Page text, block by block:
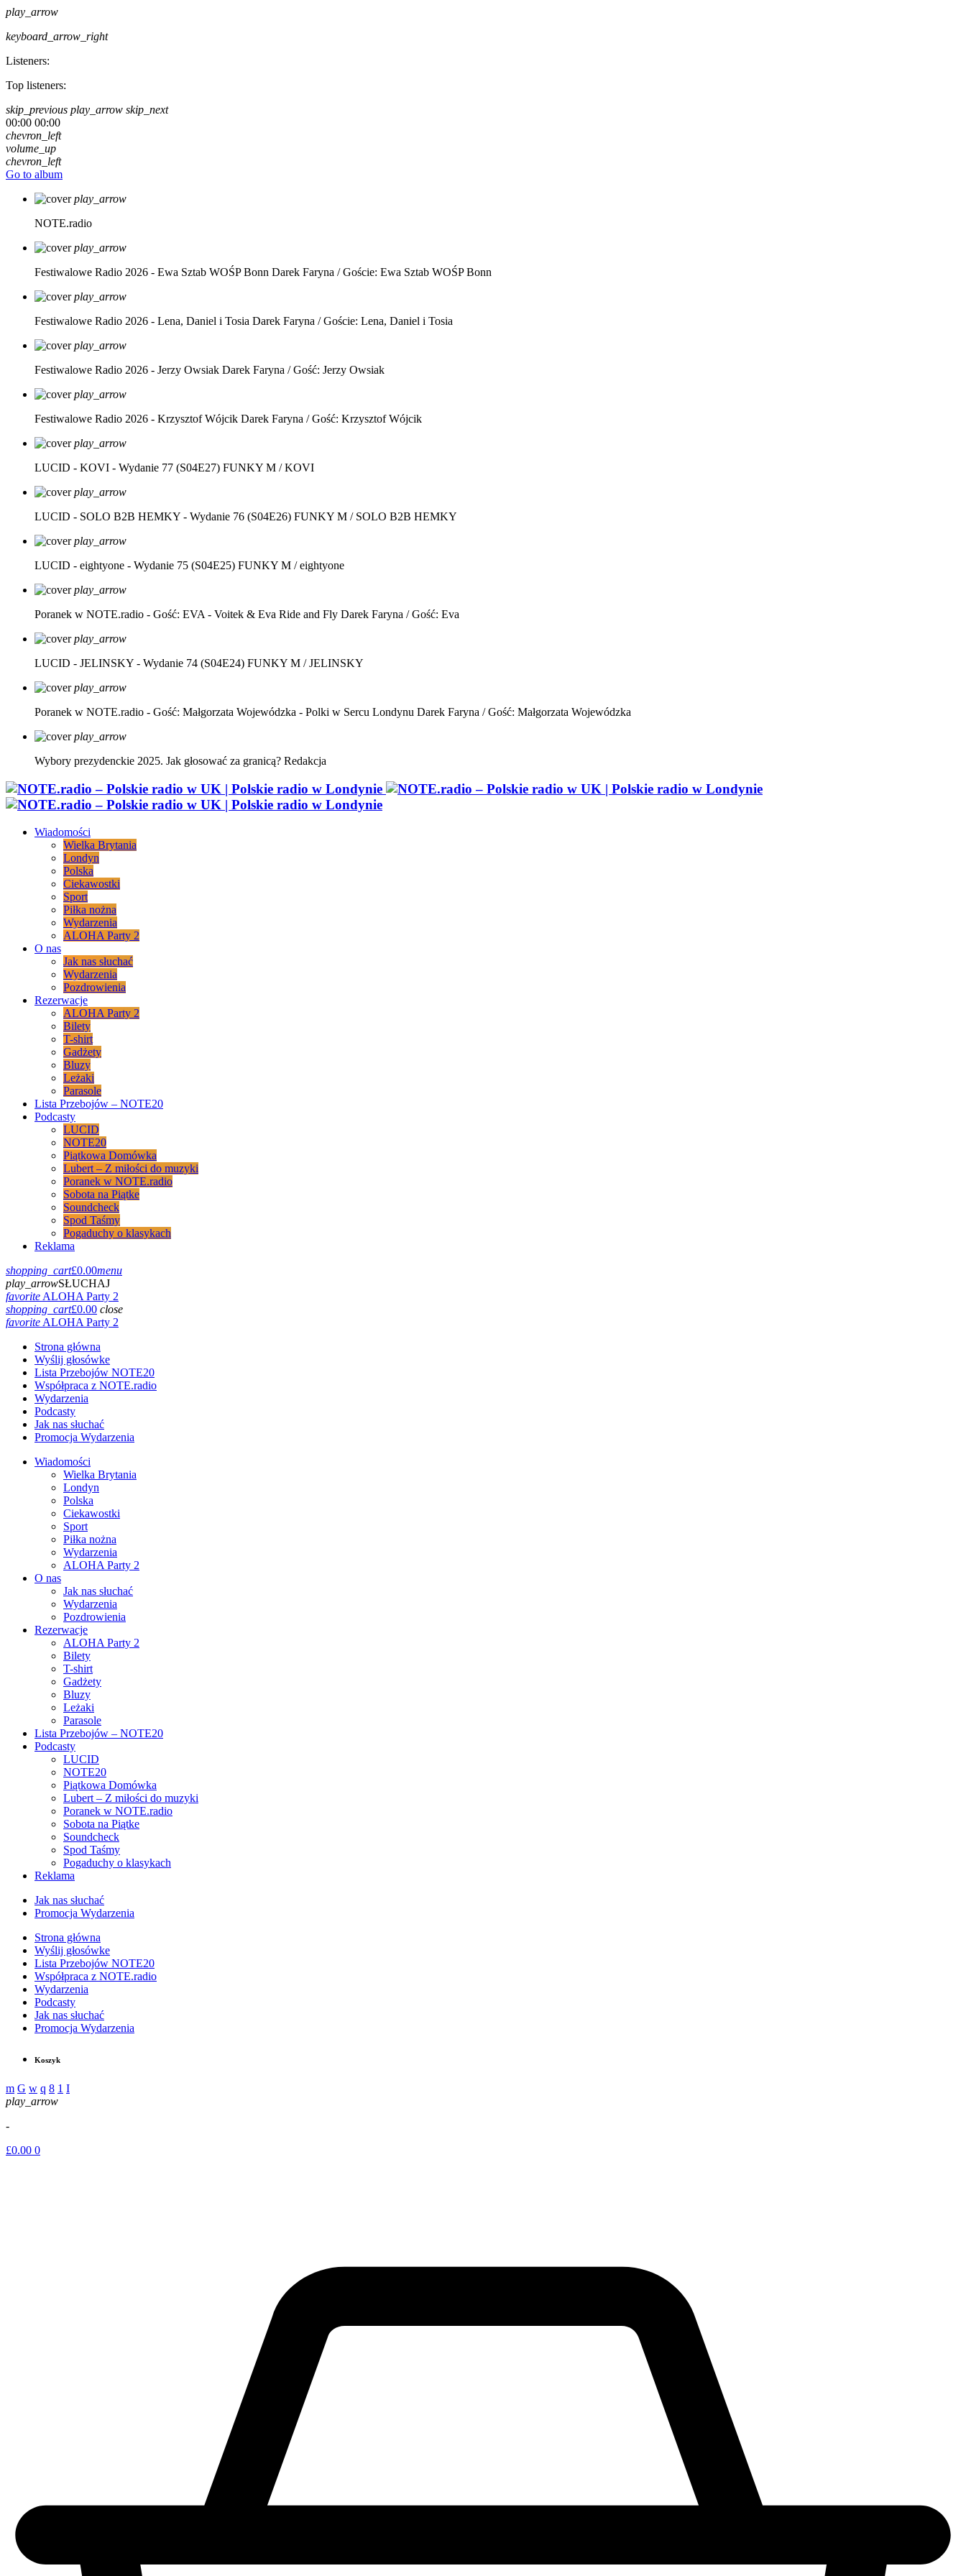
play_arrow
keyboard_arrow_right
Listeners:
Top listeners:
skip_previous play_arrow skip_next
00:00 00:00
chevron_left
volume_up
chevron_left
Go to album
play_arrow
NOTE.radio
play_arrow
Festiwalowe Radio 2026 - Ewa Sztab WOŚP Bonn Darek Faryna / Goście: Ewa Sztab WOŚP Bonn
play_arrow
Festiwalowe Radio 2026 - Lena, Daniel i Tosia Darek Faryna / Goście: Lena, Daniel i Tosia
play_arrow
Festiwalowe Radio 2026 - Jerzy Owsiak Darek Faryna / Gość: Jerzy Owsiak
play_arrow
Festiwalowe Radio 2026 - Krzysztof Wójcik Darek Faryna / Gość: Krzysztof Wójcik
play_arrow
LUCID - KOVI - Wydanie 77 (S04E27) FUNKY M / KOVI
play_arrow
LUCID - SOLO B2B HEMKY - Wydanie 76 (S04E26) FUNKY M / SOLO B2B HEMKY
play_arrow
LUCID - eightyone - Wydanie 75 (S04E25) FUNKY M / eightyone
play_arrow
Poranek w NOTE.radio - Gość: EVA - Voitek & Eva Ride and Fly Darek Faryna / Gość: Eva
play_arrow
LUCID - JELINSKY - Wydanie 74 (S04E24) FUNKY M / JELINSKY
play_arrow
Poranek w NOTE.radio - Gość: Małgorzata Wojewódzka - Polki w Sercu Londynu Darek Faryna / Gość: Małgorzata Wojewódzka
play_arrow
Wybory prezydenckie 2025. Jak głosować za granicą? Redakcja
Wiadomości
Wielka Brytania
Londyn
Polska
Ciekawostki
Sport
Piłka nożna
Wydarzenia
ALOHA Party 2
O nas
Jak nas słuchać
Wydarzenia
Pozdrowienia
Rezerwacje
ALOHA Party 2
Bilety
T-shirt
Gadżety
Bluzy
Leżaki
Parasole
Lista Przebojów – NOTE20
Podcasty
LUCID
NOTE20
Piątkowa Domówka
Lubert – Z miłości do muzyki
Poranek w NOTE.radio
Sobota na Piątke
Soundcheck
Spod Taśmy
Pogaduchy o klasykach
Reklama
shopping_cart£0.00menu
play_arrowSŁUCHAJ
favoriteALOHA Party 2
shopping_cart£0.00 close
favoriteALOHA Party 2
Strona główna
Wyślij głosówke
Lista Przebojów NOTE20
Współpraca z NOTE.radio
Wydarzenia
Podcasty
Jak nas słuchać
Promocja Wydarzenia
Wiadomości
Wielka Brytania
Londyn
Polska
Ciekawostki
Sport
Piłka nożna
Wydarzenia
ALOHA Party 2
O nas
Jak nas słuchać
Wydarzenia
Pozdrowienia
Rezerwacje
ALOHA Party 2
Bilety
T-shirt
Gadżety
Bluzy
Leżaki
Parasole
Lista Przebojów – NOTE20
Podcasty
LUCID
NOTE20
Piątkowa Domówka
Lubert – Z miłości do muzyki
Poranek w NOTE.radio
Sobota na Piątke
Soundcheck
Spod Taśmy
Pogaduchy o klasykach
Reklama
Jak nas słuchać
Promocja Wydarzenia
Strona główna
Wyślij głosówke
Lista Przebojów NOTE20
Współpraca z NOTE.radio
Wydarzenia
Podcasty
Jak nas słuchać
Promocja Wydarzenia
Koszyk
play_arrow
-
£0.00 0